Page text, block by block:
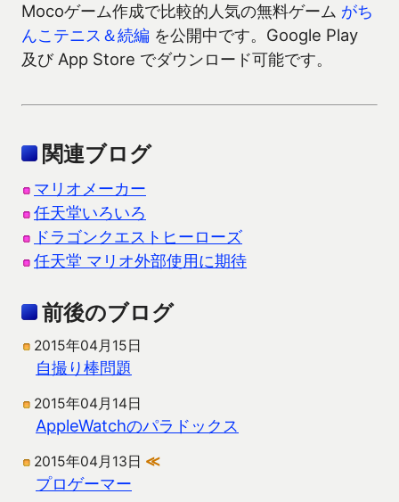
Mocoゲーム作成で比較的人気の無料ゲーム がち
んこテニス＆続編 を公開中です。Google Play
及び App Store でダウンロード可能です。
関連ブログ
マリオメーカー
任天堂いろいろ
ドラゴンクエストヒーローズ
任天堂 マリオ外部使用に期待
前後のブログ
2015年04月15日
自撮り棒問題
2015年04月14日
AppleWatchのパラドックス
2015年04月13日 ≪
プロゲーマー